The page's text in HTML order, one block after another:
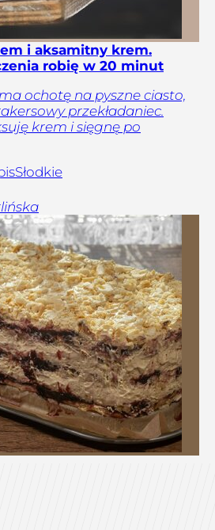
i aksamitny krem.
robię w 20 minut
ochotę na pyszne ciasto,
przekładaniec.
krem i sięgnę po
Słodkie